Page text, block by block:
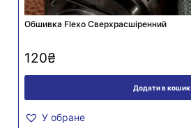
Обшивка Flexo Сверхрасшіренний
120₴
Додати в кошик
У обране